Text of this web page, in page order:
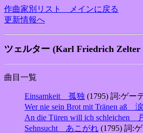
作曲家別リスト メインに戻る
更新情報へ
ツェルター (Karl Friedrich Zelter
曲目一覧
Einsamkeit 孤独 (1795) 詞:ゲー
Wer nie sein Brot mit Tränen aß
An die Türen will ich schleichen
Sehnsucht あこがれ (1795) 詞: